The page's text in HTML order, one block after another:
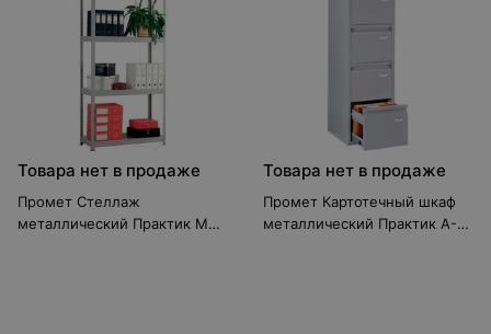
Товара нет в продаже
Промет Стеллаж
металлический Практик MS
Товара нет в продаже
Промет Картотечный шкаф
металлический Практик A-